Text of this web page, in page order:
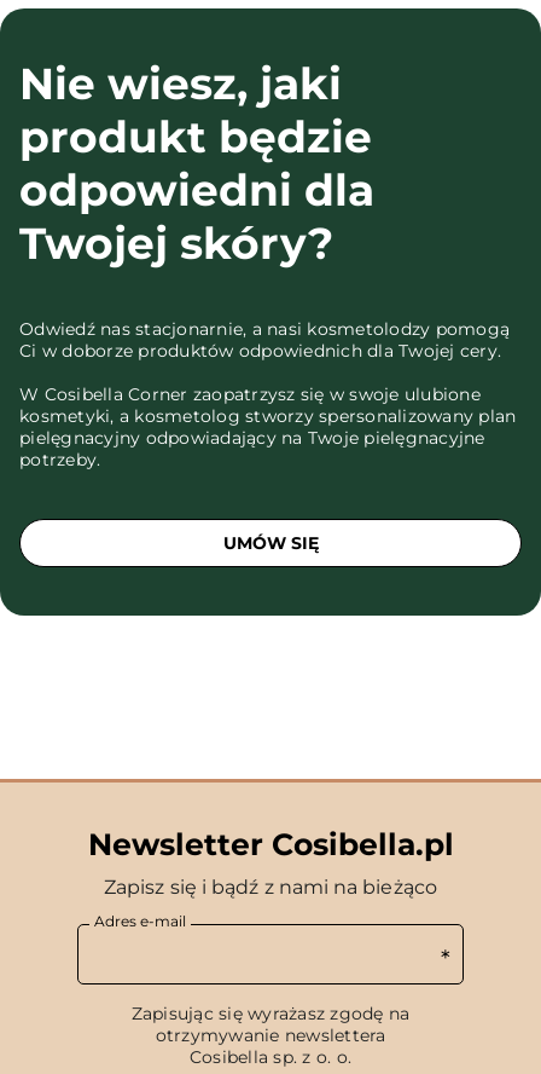
Nie wiesz, jaki
produkt będzie
odpowiedni dla
Twojej skóry?
Odwiedź nas stacjonarnie, a nasi kosmetolodzy pomogą
Ci w doborze produktów odpowiednich dla Twojej cery.
W Cosibella Corner zaopatrzysz się w swoje ulubione
kosmetyki, a kosmetolog stworzy spersonalizowany plan
pielęgnacyjny odpowiadający na Twoje pielęgnacyjne
potrzeby.
UMÓW SIĘ
Newsletter Cosibella.pl
Zapisz się i bądź z nami na bieżąco
Adres e-mail
Zapisując się wyrażasz zgodę na
otrzymywanie newslettera
Cosibella sp. z o. o.